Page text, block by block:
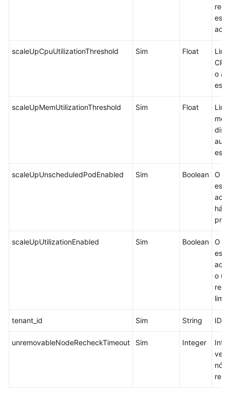
scaleUpCpuUtilizationThreshold Sim Float
o
scaleUpMemUtilizationThreshold Sim Float
scaleUpUnscheduledPodEnabled Sim Boolean
O
há
scaleUpUtilizationEnabled Sim Boolean
O
o
tenant_id Sim String ID
unremovableNodeRecheckTimeout Sim Integer
nó